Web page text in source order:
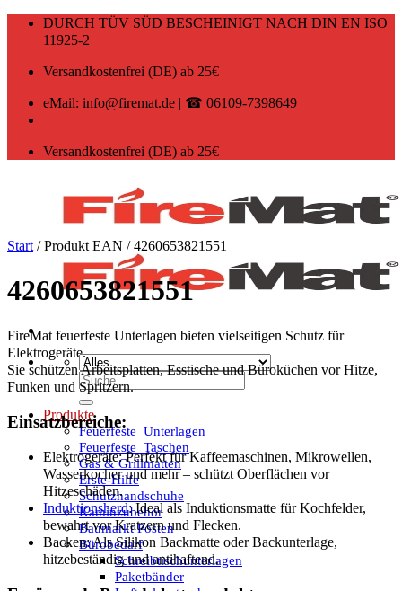
Zum
DURCH TÜV SÜD BESCHEINIGT NACH DIN EN ISO
11925-2
Versandkostenfrei (DE) ab 25€
eMail: info@firemat.de | ☎ 06109-7398649
Versandkostenfrei (DE) ab 25€
Suchen
nach:
Produkte
Feuerfeste_Unterlagen
Feuerfeste_Taschen
Gas & Grillmatten
Erste-Hilfe
Schutzhandschuhe
Kaminzubehör
Baumarkt Posten
Bürobedarf
Schreibtischunterlagen
Paketbänder
Start /Produkt EAN /4260653821551
4260653821551
FireMat feuerfeste Unterlagen bieten vielseitigen Schutz für
Elektrogeräte.
Sie schützen Arbeitsplatten, Esstische und Büroküchen vor Hitze,
Funken und Spritzern.
Einsatzbereiche:
Elektrogeräte: Perfekt für Kaffeemaschinen, Mikrowellen,
Wasserkocher und mehr – schützt Oberflächen vor
Hitzeschäden.
Induktionsherd: Ideal als Induktionsmatte für Kochfelder,
bewahrt vor Kratzern und Flecken.
Backen: Als Silikon Backmatte oder Backunterlage,
hitzebeständig und antihaftend.